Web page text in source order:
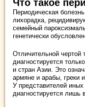
Что такое
Периодическая
лихорадка,
семейный
генетически
Отличительной чертой
диагностируется
и стран Азии. Это
армяне и арабы, греки
У представителей иных
диагностируется лишь